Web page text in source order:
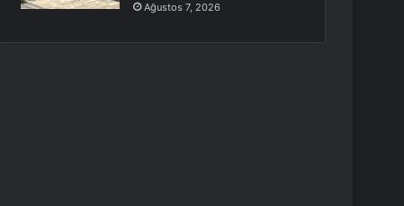
Ağustos 7, 2026